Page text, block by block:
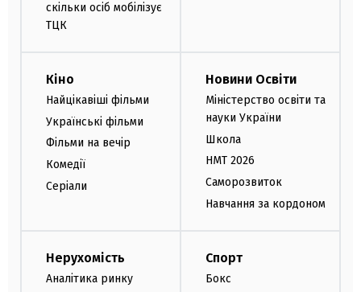
скільки осіб мобілізує
ТЦК
Кіно
Найцікавіші фільми
Українські фільми
Фільми на вечір
Комедії
Серіали
Новини Освіти
Міністерство освіти та
науки України
Школа
НМТ 2026
Саморозвиток
Навчання за кордоном
Нерухомість
Аналітика ринку
Спорт
Бокс